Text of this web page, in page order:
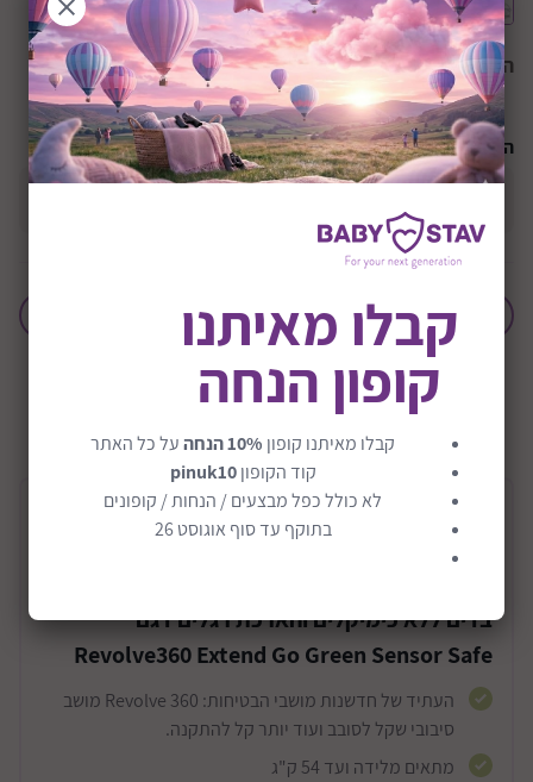
הצבע הנבחר: Emerald
התקנת מושב בטיחות
הוסף לחבילת לידה
+0M שיתוף:
תיאור המוצר
בדים ללא כימיקלים והארכת רגלים דגם
Revolve360 Extend Go Green Sensor Safe
העתיד של חדשנות מושבי הבטיחות: Revolve 360 מושב
סיבובי שקל לסובב ועוד יותר קל להתקנה.
מתאים מלידה ועד 54 ק"ג
קבלו מאיתנו
קופון הנחה
קבלו מאיתנו קופון 10% הנחה
על כל האתר
קוד הקופוןpinuk10
לא כולל כפל מבצעים / הנחות / קופונים
בתוקף עד סוף אוגוסט 26